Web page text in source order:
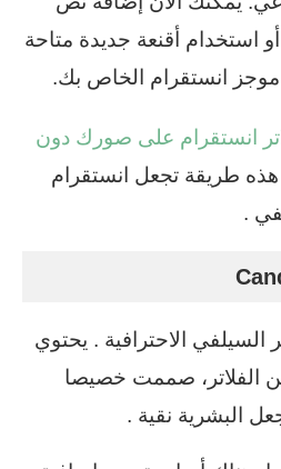
أقنعة جديدة متاحة
موجز انستقرام الخاص بك.
انستقرام على صورك دون
هذه طريقة تجعل انستقرام
.
السيلفي الاحترافية . يحتوي
الفلاتر، صممت خصيصا
البشرية نقية .